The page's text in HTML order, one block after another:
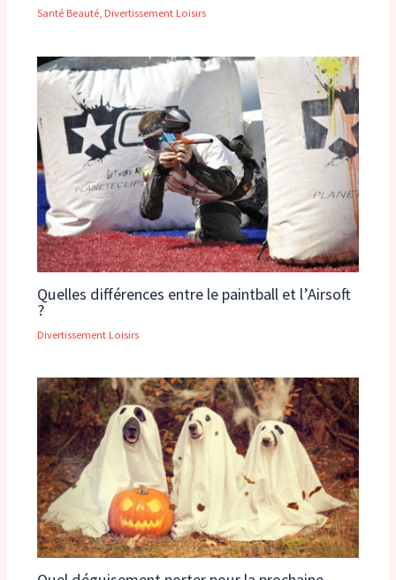
Santé Beauté,Divertissement Loisirs
Quelles différences entre le paintball et l’Airsoft
?
Divertissement Loisirs